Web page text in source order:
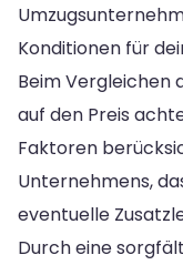
Konditionen für
Beim Vergleichen
auf den Preis
Faktoren
Unternehmens,
eventuelle
Durch eine